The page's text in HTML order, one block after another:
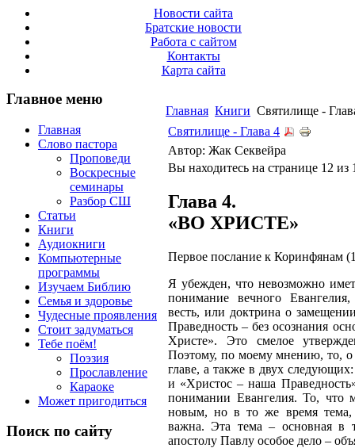
Новости сайта
Братские новости
Работа с сайтом
Контакты
Карта сайта
Главное меню
Главная
Слово пастора
Проповеди
Воскресные
семинары
Разбор СШ
Статьи
Книги
Аудиокниги
Компьютерные
программы
Изучаем Библию
Семья и здоровье
Чудесные проявления
Стоит задуматься
Тебе поём!
Поэзия
Прославление
Караоке
Может пригодиться
Поиск по сайту
Главная Книги Святилище -
Святилище - Глава 4
Автор: Жак Секвейра
Вы находитесь на странице 12 из
Глава 4.
«ВО ХРИСТЕ»
Первое послание к Коринфянам
Я убежден, что невозможно
понимание вечного Евангелия,
весть, или доктрина о
Праведность – без осознания
Христе». Это смелое
Поэтому, по моему мнению, то,
главе, а также в двух
и «Христос – наша
понимании Евангелия. То, что
новым, но в то же время тема,
важна. Эта тема – основная в
апостолу Павлу особое дело –